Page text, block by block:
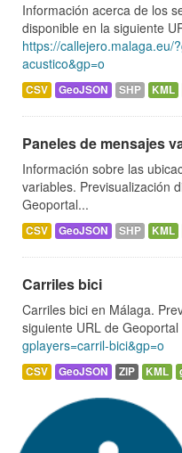
Información acerca de los
disponible en la siguiente
https://callejero.malaga.eu/
acustico&gp=o
CSV GeoJSON SHP KML
Paneles de mensajes
Información sobre las
variables. Previsualización
Geoportal...
CSV GeoJSON SHP KML
Carriles bici
Carriles bici en Málaga.
siguiente URL de Geoportal
gplayers=carril-bici&gp=o
CSV GeoJSON ZIP KML